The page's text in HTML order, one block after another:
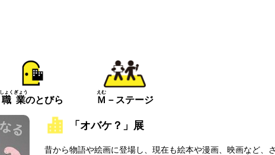
職業
しょくぎょう
のとびら Ｍ
えむ
－ステージ
「オバケ？」展
昔から物語や絵画に登場し、現在も絵本や漫画、映画など、